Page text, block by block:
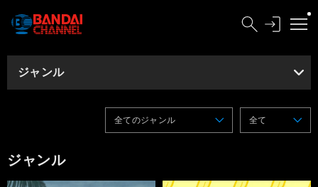
ジャンル
全てのジャンル 全て
ジャンル